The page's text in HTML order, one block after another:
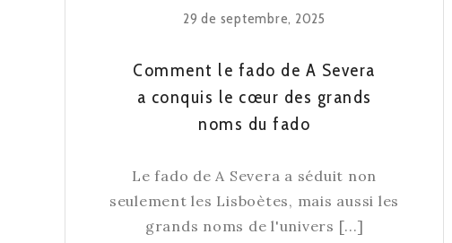
TRADITION
À
29 de septembre, 2025
Comment le fado de A Severa
a conquis le cœur des grands
noms du fado
Le fado de A Severa a séduit non
seulement les Lisboètes, mais aussi les
grands noms de l'univers [...]